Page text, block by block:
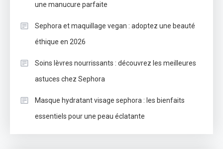
une manucure parfaite
Sephora et maquillage vegan : adoptez une beauté
éthique en 2026
Soins lèvres nourrissants : découvrez les meilleures
astuces chez Sephora
Masque hydratant visage sephora : les bienfaits
essentiels pour une peau éclatante